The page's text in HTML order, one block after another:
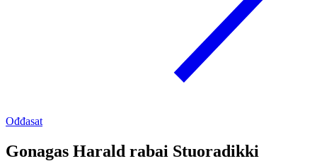
Ođđasat
Gonagas Harald rabai Stuoradikki